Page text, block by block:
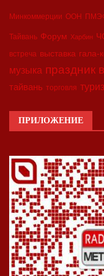
Минкоммерции ООН
Тайвань Форум Харбин
встреча выставка гала-
музыка праздник
тайвань торговля
ПРИЛОЖЕНИЕ